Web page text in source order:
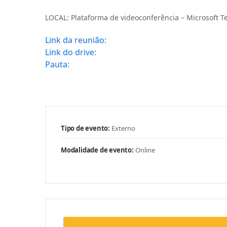
LOCAL: Plataforma de videoconferência – Microsoft
Link da reunião:
Link do drive:
Pauta:
Tipo de evento: Externo
Modalidade de evento: Online